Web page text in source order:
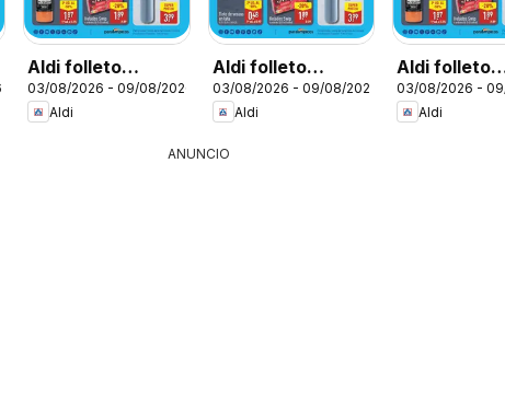
Aldi folleto
Península
03/08/2026 - 09/08/2026
Aldi
Aldi folleto
Canarias
03/08/2026 - 09/08/2026
Aldi
Aldi folleto
Baleares
03/08/2026 -
Aldi
ANUNCIO